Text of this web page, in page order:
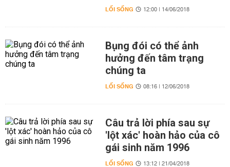
LỐI SỐNG 12:00 | 14/06/2018
Bụng đói có thể ảnh
hưởng đến tâm trạng
chúng ta
LỐI SỐNG 08:16 | 12/06/2018
Câu trả lời phía sau sự
'lột xác' hoàn hảo của cô
gái sinh năm 1996
LỐI SỐNG 13:12 | 21/04/2018